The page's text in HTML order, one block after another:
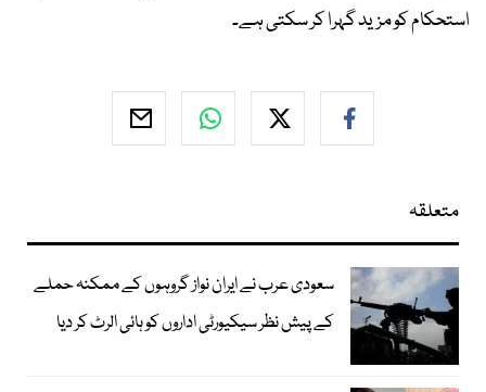
استحکام کو مزید گہرا کر سکتی ہے۔
متعلقہ
سعودی عرب نے ایران نواز گروہوں کے ممکنہ حملے
کے پیش نظر سیکیورٹی اداروں کو ہائی الرٹ کر دیا